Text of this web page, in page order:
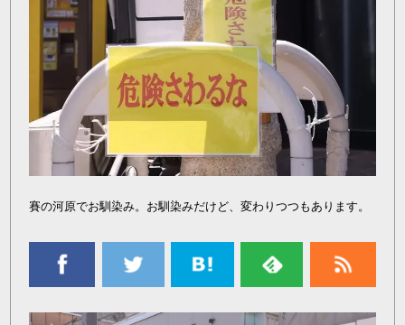
賽の河原でお馴染み。お馴染みだけど、変わりつつもあります。